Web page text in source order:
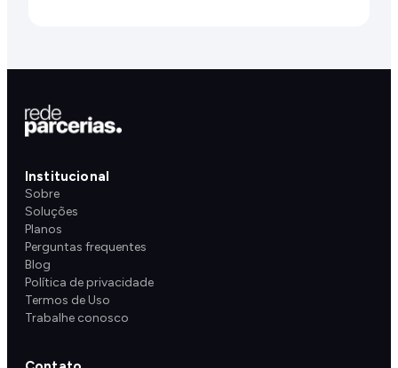
Institucional
Sobre
Soluções
Planos
Perguntas frequentes
Blog
Política de privacidade
Termos de Uso
Trabalhe conosco